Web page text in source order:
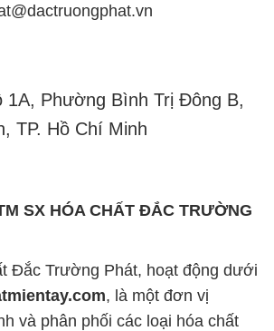
1A, Phường Bình Trị Đông B,
TP. Hồ Chí Minh
SX HÓA CHẤT ĐẮC TRƯỜNG
Đắc Trường Phát, hoạt động dưới
, là một đơn vị
và phân phối các loại hóa chất